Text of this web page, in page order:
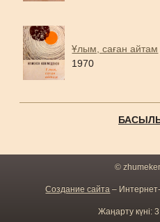
Ұлым, саған айтам
1970
©
Создание сайта –
Жаңарту күні: